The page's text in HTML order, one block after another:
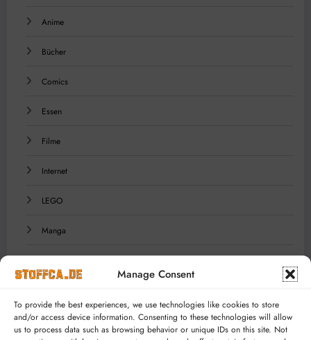
Manage Consent
To provide the best experiences, we use technologies like cookies to store
and/or access device information. Consenting to these technologies will allow
us to process data such as browsing behavior or unique IDs on this site. Not
Anime
Bücher
Comics
Essen
Filme
Internet
LEGO
Manga
Serien